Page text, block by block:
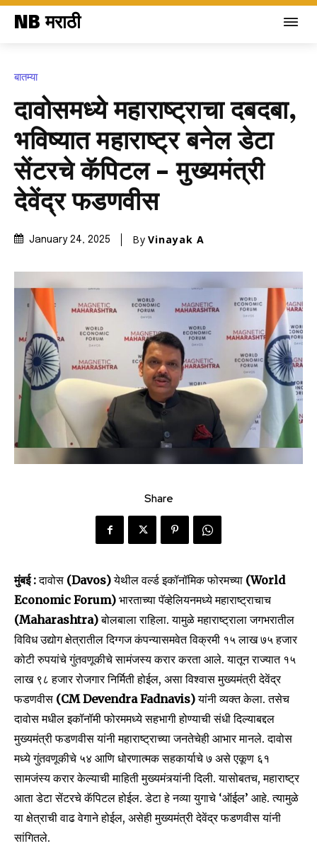
NB मराठी
बातम्या
दावोसमध्ये महाराष्ट्राचा दबदबा,
भविष्यात महाराष्ट्र बनेल डेटा
सेंटरचे कॅपिटल – मुख्यमंत्री
देवेंद्र फडणवीस
January 24, 2025 By Vinayak A
Share
मुंबई :दावोस (Davos)येथील वर्ल्ड इकॉनॉमिक फोरमच्या (World
Economic Forum) भारताच्या पॅव्हेलियनमध्ये महाराष्ट्राचाच
(Maharashtra)बोलबाला राहिला. यामुळे महाराष्ट्राला जगभरातील
विविध उद्योग क्षेत्रातील दिग्गज कंपन्यासमवेत विक्रमी १५ लाख ७५ हजार
कोटी रुपयांचे गुंतवणूकीचे सामंजस्य करार करता आले. यातून राज्यात १५
लाख ९८ हजार रोजगार निर्मिती होईल, असा विश्वास मुख्यमंत्री देवेंद्र
फडणवीस (CM Devendra Fadnavis)यांनी व्यक्त केला. तसेच
दावोस मधील इकॉनॉमी फोरममध्ये सहभागी होण्याची संधी दिल्याबद्दल
मुख्यमंत्री फडणवीस यांनी महाराष्ट्राच्या जनतेचेही आभार मानले. दावोस
मध्ये गुंतवणूकीचे ५४ आणि धोरणात्मक सहकार्याचे ७ असे एकूण ६१
सामजंस्य करार केल्याची माहिती मुख्यमंत्र्यांनी दिली. यासोबतच, महाराष्ट्र
आता डेटा सेंटरचे कॅपिटल होईल. डेटा हे नव्या युगाचे ‘ऑईल’ आहे. त्यामुळे
या क्षेत्राची वाढ वेगाने होईल, असेही मुख्यमंत्री देवेंद्र फडणवीस यांनी
सांगितले.